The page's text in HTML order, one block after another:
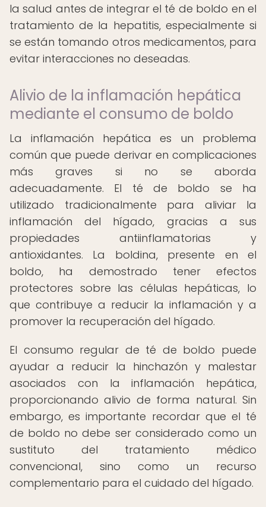
la salud antes de integrar el té de boldo en el
tratamiento de la hepatitis, especialmente si
se están tomando otros medicamentos, para
evitar interacciones no deseadas.
Alivio de la inflamación hepática
mediante el consumo de boldo
La inflamación hepática es un problema
común que puede derivar en complicaciones
más graves si no se aborda
adecuadamente. El té de boldo se ha
utilizado tradicionalmente para aliviar la
inflamación del hígado, gracias a sus
propiedades antiinflamatorias y
antioxidantes. La boldina, presente en el
boldo, ha demostrado tener efectos
protectores sobre las células hepáticas, lo
que contribuye a reducir la inflamación y a
promover la recuperación del hígado.
El consumo regular de té de boldo puede
ayudar a reducir la hinchazón y malestar
asociados con la inflamación hepática,
proporcionando alivio de forma natural. Sin
embargo, es importante recordar que el té
de boldo no debe ser considerado como un
sustituto del tratamiento médico
convencional, sino como un recurso
complementario para el cuidado del hígado.